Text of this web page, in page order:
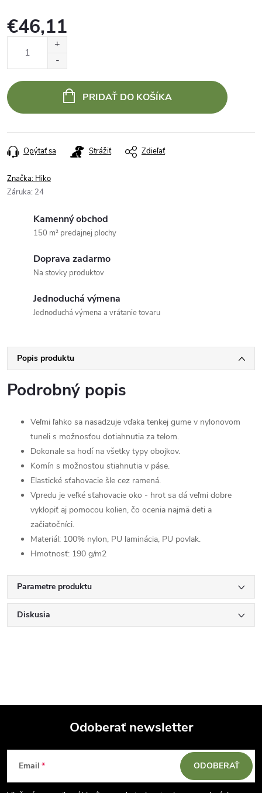
€46,11
PRIDAŤ DO KOŠÍKA
Opýtať sa Strážiť Zdieľať
Značka: Hiko
Záruka: 24
Kamenný obchod
150 m² predajnej plochy
Doprava zadarmo
Na stovky produktov
Jednoduchá výmena
Jednoduchá výmena a vrátanie tovaru
Popis produktu
Podrobný popis
Veľmi ľahko sa nasadzuje vďaka tenkej gume v nylonovom
tuneli s možnosťou dotiahnutia za telom.
Dokonale sa hodí na všetky typy obojkov.
Komín s možnosťou stiahnutia v páse.
Elastické sťahovacie šle cez ramená.
Vpredu je veľké sťahovacie oko - hrot sa dá veľmi dobre
vyklopiť aj pomocou kolien, čo ocenia najmä deti a
začiatočníci.
Materiál: 100% nylon, PU laminácia, PU povlak.
Hmotnosť: 190 g/m2
Parametre produktu
Diskusia
Z
á
Odoberať newsletter
Email ODOBERAŤ